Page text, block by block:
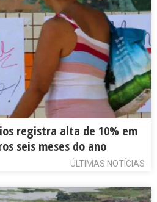
registra alta de 10% em
seis meses do ano
ÚLTIMAS NOTÍCIAS